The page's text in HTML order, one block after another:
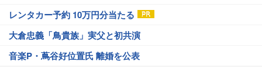
レンタカー予約 10万円分当たる
大倉忠義「鳥貴族」実父と初共演
音楽P・蔦谷好位置氏 離婚を公表